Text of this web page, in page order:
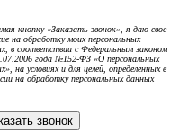
кнопку «Заказать звонок», я даю свое
на обработку моих персональных
в соответствии с Федеральным законом
года №152-ФЗ «О персональных
на условиях и для целей, определенных в
на обработку персональных данных